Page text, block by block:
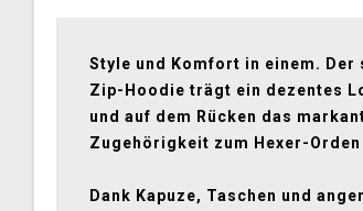
Style und Komfort in einem. Der
Zip-Hoodie trägt ein dezentes
und auf dem Rücken das
Zugehörigkeit zum Hexer-
Dank Kapuze, Taschen und